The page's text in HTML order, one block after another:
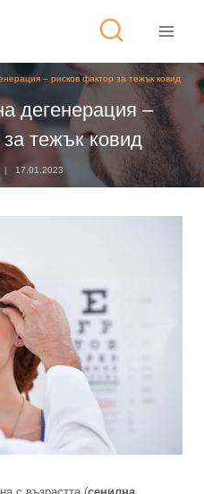
– рисков фактор за тежък ковид
дегенерация –
тежък ковид
17.01.2023